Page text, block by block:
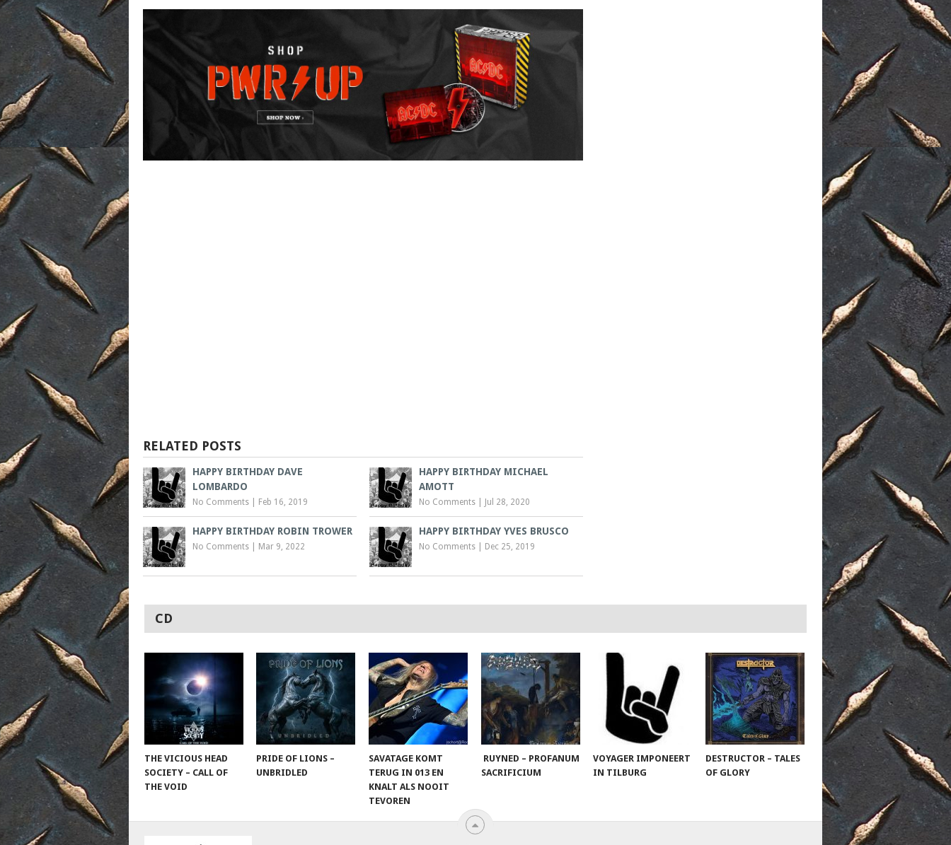
RELATED POSTS
HAPPY BIRTHDAY DAVE
LOMBARDO
No Comments Feb 16, 2019
HAPPY BIRTHDAY MICHAEL
AMOTT
No Comments Jul 28, 2020
HAPPY BIRTHDAY ROBIN TROWER
No Comments Mar 9, 2022
HAPPY BIRTHDAY YVES BRUSCO
No Comments Dec 25, 2019
CD
THE VICIOUS HEAD
SOCIETY – CALL OF
THE VOID
PRIDE OF LIONS –
UNBRIDLED
SAVATAGE KOMT
TERUG IN 013 EN
KNALT ALS NOOIT
TEVOREN
RUYNED – PROFANUM
SACRIFICIUM
VOYAGER IMPONEERT
IN TILBURG
DESTRUCTOR – TALES
OF GLORY